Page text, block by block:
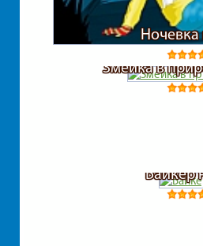
Змейка в
Байкер